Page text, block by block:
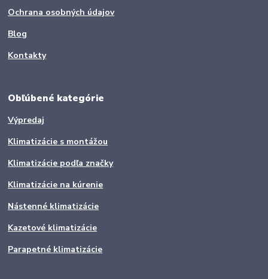
Ochrana osobných údajov
Blog
Kontakty
Obľúbené kategórie
Výpredaj
Klimatizácie s montážou
Klimatizácie podľa značky
Klimatizácie na kúrenie
Nástenné klimatizácie
Kazetové klimatizácie
Parapetné klimatizácie